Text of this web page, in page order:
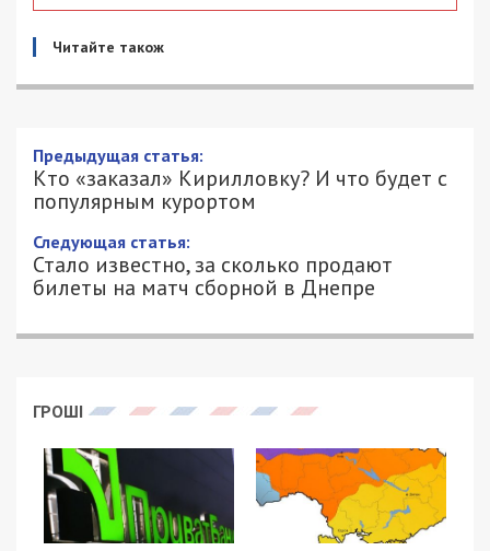
Читайте також
Кто «заказал» Кирилловку? И что
будет с популярным курортом
20/08/2019 - 11:34
АЛИСА ЕФАНОВА - СПЕЦИАЛЬНО ДЛЯ
49000.COM.UA
Последние два года многие жители нашего
новостей негативного толка о Кирилловке и
в крупнейших масс-медиа Украины. Давайте
разберемся, кому интересно «утопить»
отечественный курорт, и что дальше стоит
ждать от Кирилловки.